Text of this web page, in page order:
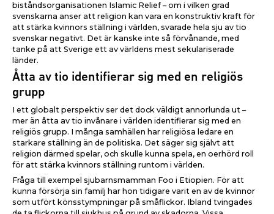
biståndsorganisationen Islamic Relief – om i vilken grad
svenskarna anser att religion kan vara en konstruktiv kraft för
att stärka kvinnors ställning i världen, svarade hela sju av tio
svenskar negativt. Det är kanske inte så förvånande, med
tanke på att Sverige ett av världens mest sekulariserade
länder.
Åtta av tio identifierar sig med en religiös
grupp
I ett globalt perspektiv ser det dock väldigt annorlunda ut –
mer än åtta av tio invånare i världen identifierar sig med en
religiös grupp. I många samhällen har religiösa ledare en
starkare ställning än de politiska. Det säger sig självt att
religion därmed spelar, och skulle kunna spela, en oerhörd roll
för att stärka kvinnors ställning runtom i världen.
Fråga till exempel sjubarnsmamman Foo i Etiopien. För att
kunna försörja sin familj har hon tidigare varit en av de kvinnor
som utfört könsstympningar på småflickor. Ibland tvingades